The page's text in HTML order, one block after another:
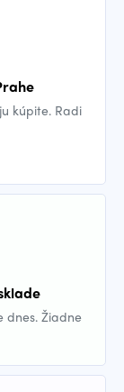
kúpite. Radi
dnes. Žiadne